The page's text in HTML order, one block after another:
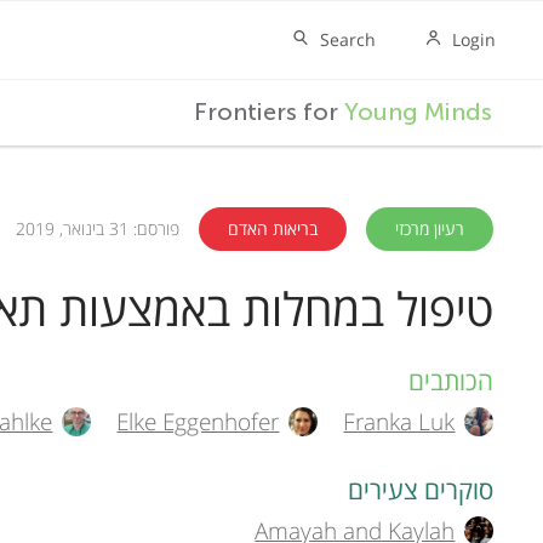
Frontiers for Young Minds
רעיון מרכזי בריאות האדם פורסם: 31 בינואר, 2019
טיפול במחלות באמצעות
A
u
t
הכותבים
Franka Luk
Elke Eggenhofer
סוקרים צעירים
Amayah and Kaylah